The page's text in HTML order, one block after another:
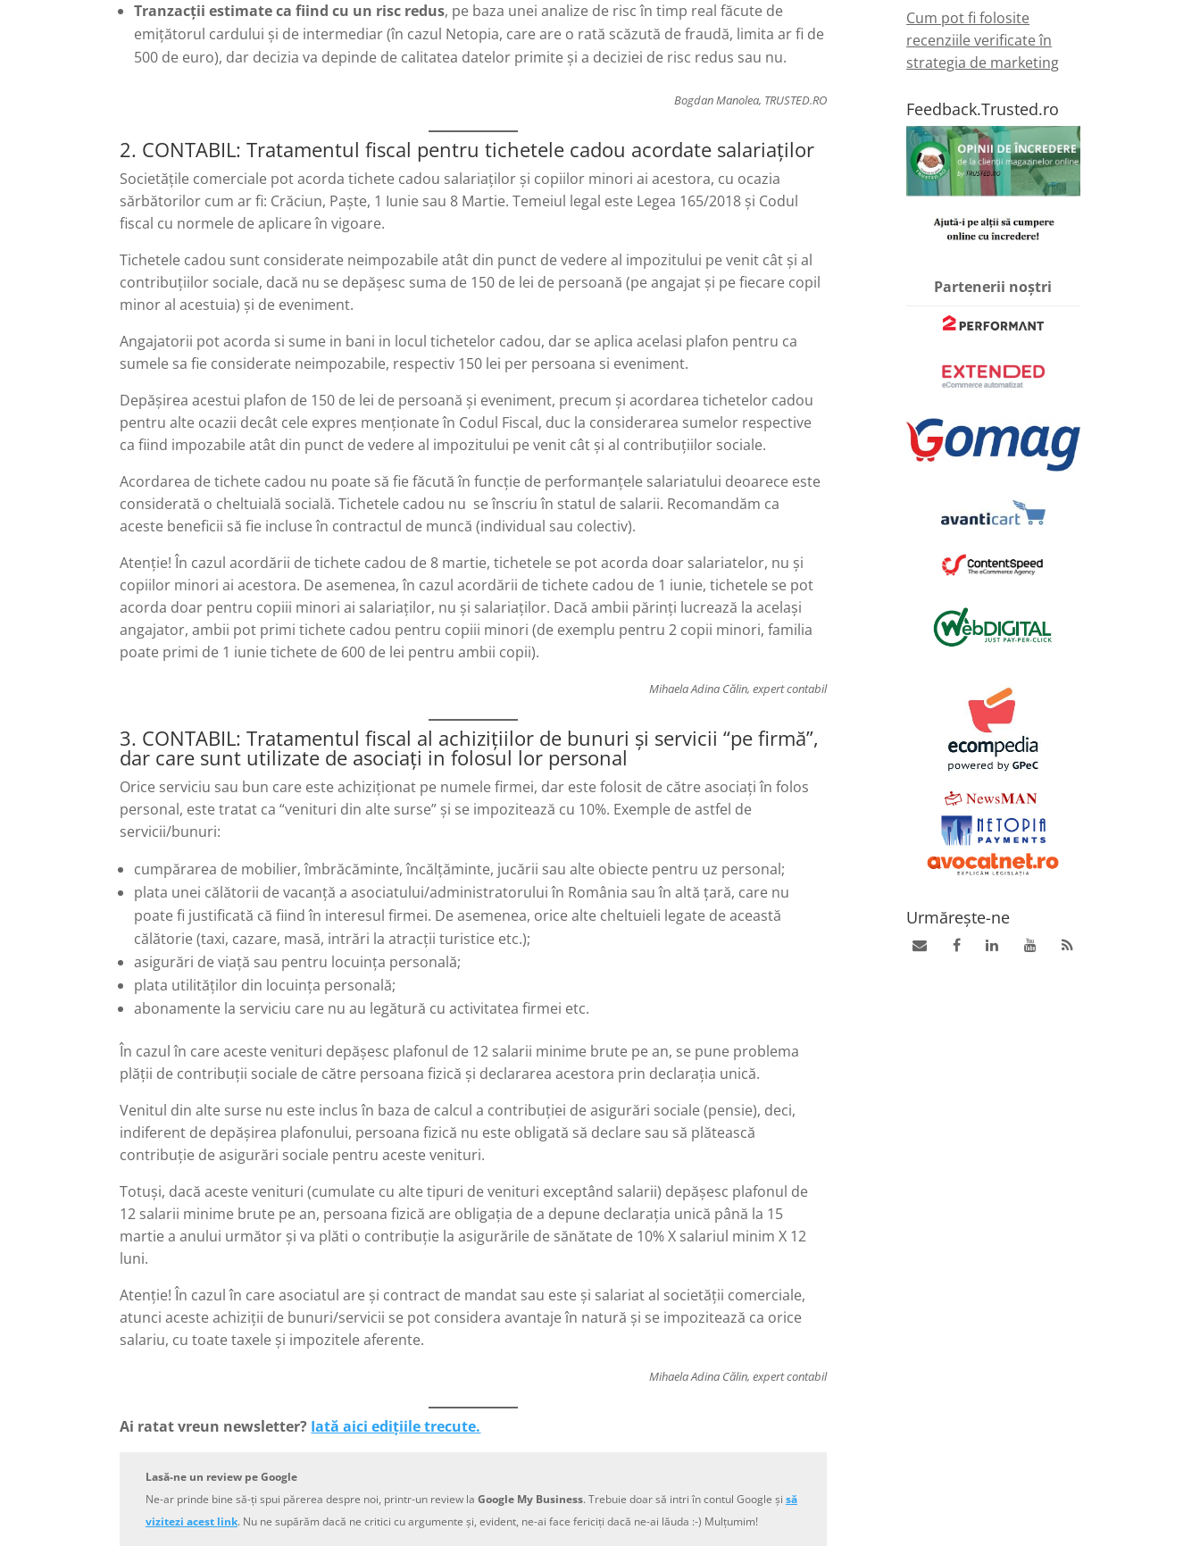
Tranzacții estimate ca fiind cu un risc redus, pe baza unei analize de risc în timp real făcute de
emițătorul cardului și de intermediar (în cazul Netopia, care are o rată scăzută de fraudă, limita ar fi de
500 de euro), dar decizia va depinde de calitatea datelor primite și a deciziei de risc redus sau nu.
Bogdan Manolea, TRUSTED.RO
2. CONTABIL: Tratamentul fiscal pentru tichetele cadou acordate salariaților
Societățile comerciale pot acorda tichete cadou salariaților și copiilor minori ai acestora, cu ocazia
sărbătorilor cum ar fi: Crăciun, Paște, 1 Iunie sau 8 Martie. Temeiul legal este Legea 165/2018 și Codul
fiscal cu normele de aplicare în vigoare.
Tichetele cadou sunt considerate neimpozabile atât din punct de vedere al impozitului pe venit cât și al
contribuțiilor sociale, dacă nu se depășesc suma de 150 de lei de persoană (pe angajat și pe fiecare copil
minor al acestuia) și de eveniment.
Angajatorii pot acorda si sume in bani in locul tichetelor cadou, dar se aplica acelasi plafon pentru ca
sumele sa fie considerate neimpozabile, respectiv 150 lei per persoana si eveniment.
Depășirea acestui plafon de 150 de lei de persoană și eveniment, precum și acordarea tichetelor cadou
pentru alte ocazii decât cele expres menționate în Codul Fiscal, duc la considerarea sumelor respective
ca fiind impozabile atât din punct de vedere al impozitului pe venit cât și al contribuțiilor sociale.
Acordarea de tichete cadou nu poate să fie făcută în funcție de performanțele salariatului deoarece este
considerată o cheltuială socială. Tichetele cadou nu se înscriu în statul de salarii. Recomandăm ca
aceste beneficii să fie incluse în contractul de muncă (individual sau colectiv).
Atenție! În cazul acordării de tichete cadou de 8 martie, tichetele se pot acorda doar salariatelor, nu și
copiilor minori ai acestora. De asemenea, în cazul acordării de tichete cadou de 1 iunie, tichetele se pot
acorda doar pentru copiii minori ai salariaților, nu și salariaților. Dacă ambii părinți lucrează la același
angajator, ambii pot primi tichete cadou pentru copiii minori (de exemplu pentru 2 copii minori, familia
poate primi de 1 iunie tichete de 600 de lei pentru ambii copii).
Mihaela Adina Călin, expert contabil
3. CONTABIL: Tratamentul fiscal al achizițiilor de bunuri și servicii “pe firmă”,
dar care sunt utilizate de asociați in folosul lor personal
Orice serviciu sau bun care este achiziționat pe numele firmei, dar este folosit de către asociați în folos
personal, este tratat ca “venituri din alte surse” și se impozitează cu 10%. Exemple de astfel de
servicii/bunuri:
cumpărarea de mobilier, îmbrăcăminte, încălțăminte, jucării sau alte obiecte pentru uz personal;
plata unei călătorii de vacanță a asociatului/administratorului în România sau în altă țară, care nu
poate fi justificată că fiind în interesul firmei. De asemenea, orice alte cheltuieli legate de această
călătorie (taxi, cazare, masă, intrări la atracții turistice etc.);
asigurări de viață sau pentru locuința personală;
plata utilităților din locuința personală;
abonamente la serviciu care nu au legătură cu activitatea firmei etc.
În cazul în care aceste venituri depășesc plafonul de 12 salarii minime brute pe an, se pune problema
plății de contribuții sociale de către persoana fizică și declararea acestora prin declarația unică.
Venitul din alte surse nu este inclus în baza de calcul a contribuției de asigurări sociale (pensie), deci,
indiferent de depășirea plafonului, persoana fizică nu este obligată să declare sau să plătească
contribuție de asigurări sociale pentru aceste venituri.
Totuși, dacă aceste venituri (cumulate cu alte tipuri de venituri exceptând salarii) depășesc plafonul de
12 salarii minime brute pe an, persoana fizică are obligația de a depune declarația unică până la 15
martie a anului următor și va plăti o contribuție la asigurările de sănătate de 10% X salariul minim X 12
luni.
Atenție! În cazul în care asociatul are și contract de mandat sau este și salariat al societății comerciale,
atunci aceste achiziții de bunuri/servicii se pot considera avantaje în natură și se impozitează ca orice
salariu, cu toate taxele și impozitele aferente.
Mihaela Adina Călin, expert contabil
Ai ratat vreun newsletter? Iată aici edițiile trecute.
Lasă-ne un review pe Google
Ne-ar prinde bine să-ți spui părerea despre noi, printr-un review la Google My Business. Trebuie doar să intri în contul Google și să
vizitezi acest link. Nu ne supărăm dacă ne critici cu argumente și, evident, ne-ai face fericiți dacă ne-ai lăuda :-) Mulțumim!
Cum pot fi folosite
recenziile verificate în
strategia de marketing
Feedback.Trusted.ro
Partenerii noștri
Urmărește-ne